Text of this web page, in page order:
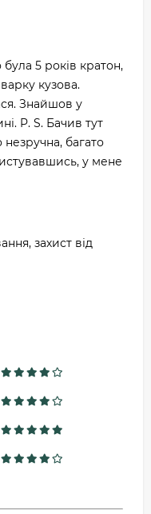
5 років кратон,
кузова.
Знайшов у
P. S. Бачив тут
багато
у мене
захист від